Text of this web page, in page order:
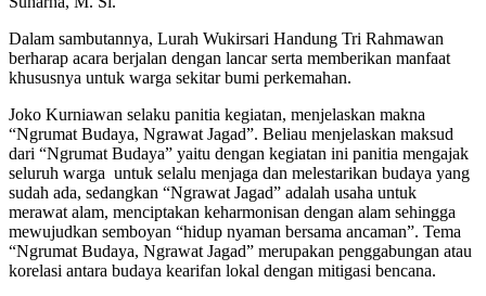
Dalam sambutannya, Lurah Wukirsari Handung Tri Rahmawan
berharap acara berjalan dengan lancar serta memberikan manfaat
khususnya untuk warga sekitar bumi perkemahan.
Joko Kurniawan selaku panitia kegiatan, menjelaskan makna
“Ngrumat Budaya, Ngrawat Jagad”. Beliau menjelaskan maksud
dari “Ngrumat Budaya” yaitu dengan kegiatan ini panitia mengajak
seluruh warga untuk selalu menjaga dan melestarikan budaya yang
sudah ada, sedangkan “Ngrawat Jagad” adalah usaha untuk
merawat alam, menciptakan keharmonisan dengan alam sehingga
mewujudkan semboyan “hidup nyaman bersama ancaman”. Tema
“Ngrumat Budaya, Ngrawat Jagad” merupakan penggabungan atau
korelasi antara budaya kearifan lokal dengan mitigasi bencana.